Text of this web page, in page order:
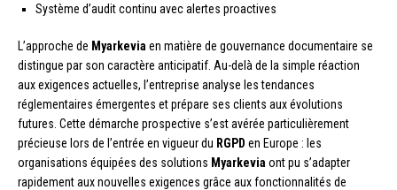
Système d’audit continu avec alertes proactives
L’approche de Myarkevia en matière de gouvernance documentaire se
distingue par son caractère anticipatif. Au-delà de la simple réaction
aux exigences actuelles, l’entreprise analyse les tendances
réglementaires émergentes et prépare ses clients aux évolutions
futures. Cette démarche prospective s’est avérée particulièrement
précieuse lors de l’entrée en vigueur du RGPD en Europe : les
organisations équipées des solutions Myarkevia ont pu s’adapter
rapidement aux nouvelles exigences grâce aux fonctionnalités de